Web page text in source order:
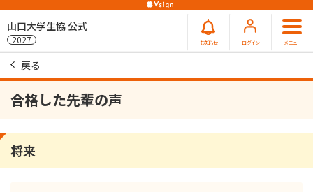
山口大学生協 公式
2027 お知らせ ログイン メニュー
戻る
合格した先輩の声
将来